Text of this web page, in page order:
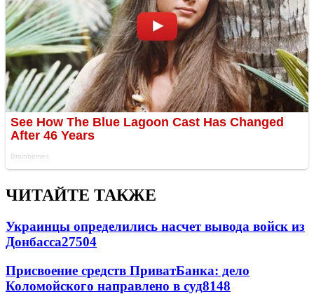
ЧИТАЙТЕ ТАКЖЕ
Украинцы определились насчет вывода войск из
Донбасса27504
Присвоение средств ПриватБанка: дело
Коломойского направлено в суд8148